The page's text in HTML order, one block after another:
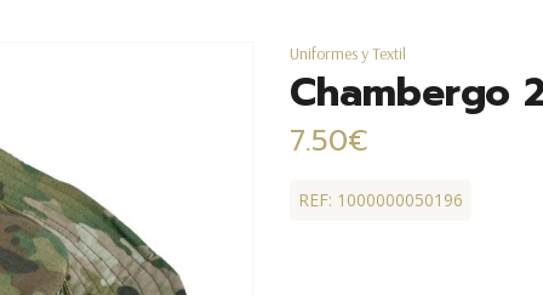
Uniformes y Textil
Chambergo
7.50€
REF: 1000000050196